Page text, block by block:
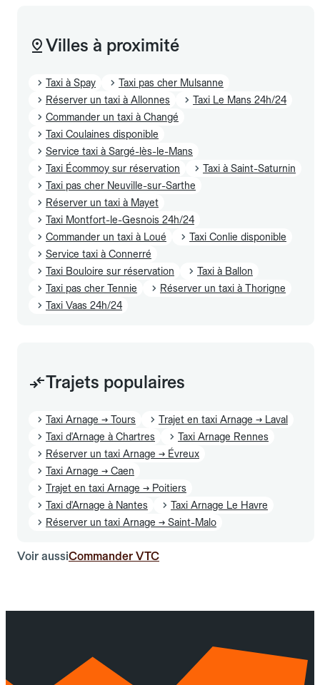
Villes à proximité
Taxi à Spay
Taxi pas cher Mulsanne
Réserver un taxi à Allonnes
Taxi Le Mans 24h/24
Commander un taxi à Changé
Taxi Coulaines disponible
Service taxi à Sargé-lès-le-Mans
Taxi Écommoy sur réservation
Taxi à Saint-Saturnin
Taxi pas cher Neuville-sur-Sarthe
Réserver un taxi à Mayet
Taxi Montfort-le-Gesnois 24h/24
Commander un taxi à Loué
Taxi Conlie disponible
Service taxi à Connerré
Taxi Bouloire sur réservation
Taxi à Ballon
Taxi pas cher Tennie
Réserver un taxi à Thorigne
Taxi Vaas 24h/24
Trajets populaires
Taxi Arnage → Tours
Trajet en taxi Arnage → Laval
Taxi d'Arnage à Chartres
Taxi Arnage Rennes
Réserver un taxi Arnage → Évreux
Taxi Arnage → Caen
Trajet en taxi Arnage → Poitiers
Taxi d'Arnage à Nantes
Taxi Arnage Le Havre
Réserver un taxi Arnage → Saint-Malo
Voir aussiCommander VTC